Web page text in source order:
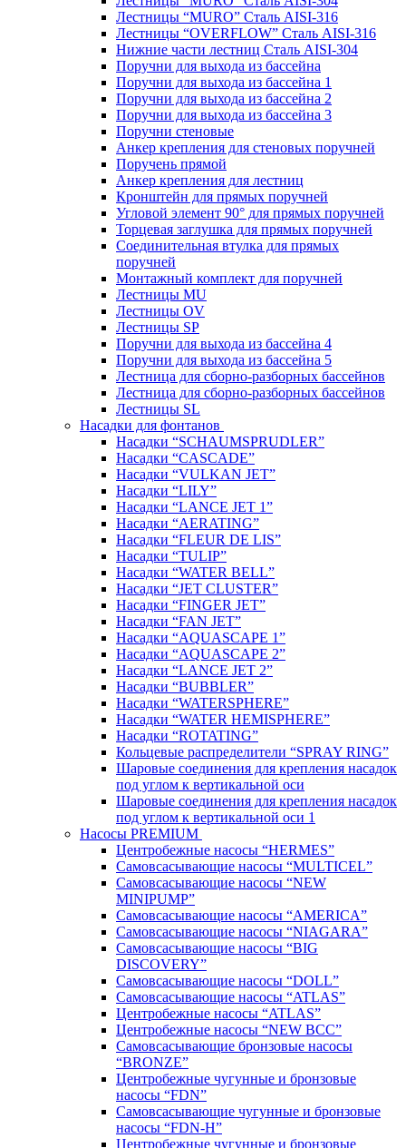
Лестницы “MURO” Сталь AISI-316
Лестницы “OVERFLOW” Сталь AISI-316
Нижние части лестниц Сталь AISI-304
Поручни для выхода из бассейна
Поручни для выхода из бассейна 1
Поручни для выхода из бассейна 2
Поручни для выхода из бассейна 3
Поручни стеновые
Анкер крепления для стеновых поручней
Поручень прямой
Анкер крепления для лестниц
Кронштейн для прямых поручней
Угловой элемент 90° для прямых поручней
Торцевая заглушка для прямых поручней
Соединительная втулка для прямых
поручней
Монтажный комплект для поручней
Лестницы MU
Лестницы OV
Лестницы SP
Поручни для выхода из бассейна 4
Поручни для выхода из бассейна 5
Лестница для сборно-разборных бассейнов
Лестница для сборно-разборных бассейнов
Лестницы SL
Насадки для фонтанов
Насадки “SCHAUMSPRUDLER”
Насадки “CASCADE”
Насадки “VULKAN JET”
Насадки “LILY”
Насадки “LANCE JET 1”
Насадки “AERATING”
Насадки “FLEUR DE LIS”
Насадки “TULIP”
Насадки “WATER BELL”
Насадки “JET CLUSTER”
Насадки “FINGER JET”
Насадки “FAN JET”
Насадки “AQUASCAPE 1”
Насадки “AQUASCAPE 2”
Насадки “LANCE JET 2”
Насадки “BUBBLER”
Насадки “WATERSPHERE”
Насадки “WATER HEMISPHERE”
Насадки “ROTATING”
Кольцевые распределители “SPRAY RING”
Шаровые соединения для крепления насадок
под углом к вертикальной оси
Шаровые соединения для крепления насадок
под углом к вертикальной оси 1
Насосы PREMIUM
Центробежные насосы “HERMES”
Самовсасывающие насосы “MULTICEL”
Самовсасывающие насосы “NEW
MINIPUMP”
Самовсасывающие насосы “AMERICA”
Самовсасывающие насосы “NIAGARA”
Самовсасывающие насосы “BIG
DISCOVERY”
Самовсасывающие насосы “DOLL”
Самовсасывающие насосы “ATLAS”
Центробежные насосы “ATLAS”
Центробежные насосы “NEW BCC”
Самовсасывающие бронзовые насосы
“BRONZE”
Центробежные чугунные и бронзовые
насосы “FDN”
Самовсасывающие чугунные и бронзовые
насосы “FDN-Н”
Центробежные чугунные и бронзовые